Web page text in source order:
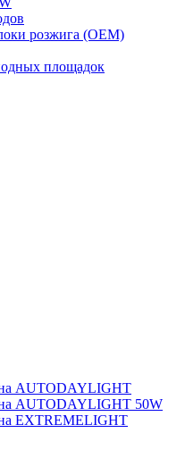
розжига (OEM)
площадок
AUTODAYLIGHT
AUTODAYLIGHT 50W
EXTREMELIGHT